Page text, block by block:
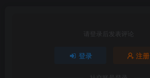
请登录后发表评论
登录 注册